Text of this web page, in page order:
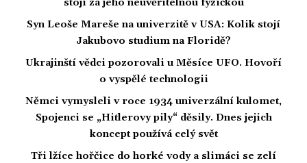
stojí za jeho neuvěřitelnou fyzičkou
Syn Leoše Mareše na univerzitě v USA: Kolik stojí
Jakubovo studium na Floridě?
Ukrajinští vědci pozorovali u Měsíce UFO. Hovoří
o vyspělé technologii
Němci vymysleli v roce 1934 univerzální kulomet,
Spojenci se „Hitlerovy pily“ děsily. Dnes jejich
koncept používá celý svět
Tři lžíce hořčice do horké vody a slimáci se zelí